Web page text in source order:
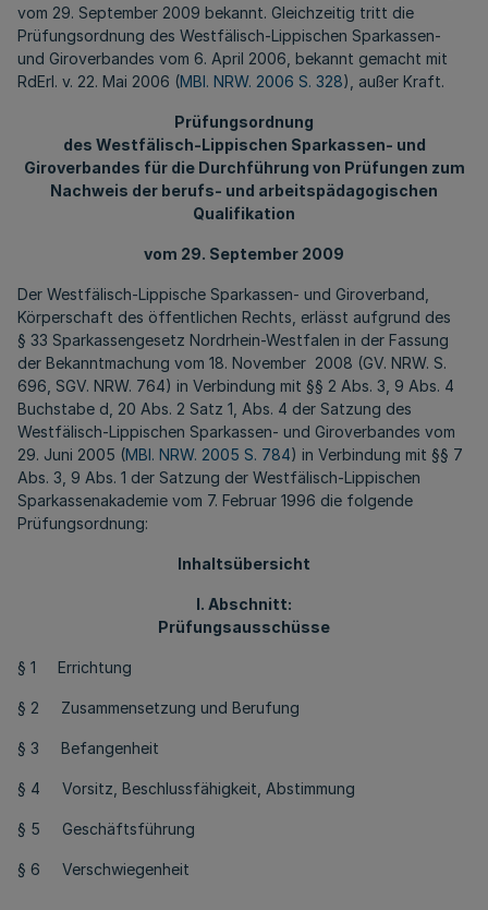
vom 29. September 2009 bekannt. Gleichzeitig tritt die
Prüfungsordnung des Westfälisch-Lippischen Sparkassen-
und Giroverbandes vom 6. April 2006, bekannt gemacht mit
RdErl. v. 22. Mai 2006 (MBl. NRW. 2006 S. 328), außer Kraft.
Prüfungsordnung
des Westfälisch-Lippischen Sparkassen- und
Giroverbandes für die Durchführung von Prüfungen zum
Nachweis der berufs- und arbeitspädagogischen
Qualifikation
vom 29. September 2009
Der Westfälisch-Lippische Sparkassen- und Giroverband,
Körperschaft des öffentlichen Rechts, erlässt aufgrund des
§ 33 Sparkassengesetz Nordrhein-Westfalen in der Fassung
der Bekanntmachung vom 18. November 2008 (GV. NRW. S.
696, SGV. NRW. 764) in Verbindung mit §§ 2 Abs. 3, 9 Abs. 4
Buchstabe d, 20 Abs. 2 Satz 1, Abs. 4 der Satzung des
Westfälisch-Lippischen Sparkassen- und Giroverbandes vom
29. Juni 2005 (MBl. NRW. 2005 S. 784) in Verbindung mit §§ 7
Abs. 3, 9 Abs. 1 der Satzung der Westfälisch-Lippischen
Sparkassenakademie vom 7. Februar 1996 die folgende
Prüfungsordnung:
Inhaltsübersicht
I. Abschnitt:
Prüfungsausschüsse
§ 1 Errichtung
§ 2 Zusammensetzung und Berufung
§ 3 Befangenheit
§ 4 Vorsitz, Beschlussfähigkeit, Abstimmung
§ 5 Geschäftsführung
§ 6 Verschwiegenheit